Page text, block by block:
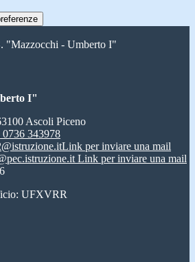
"Mazzocchi - Umberto I"
I"
Ascoli Piceno
343978
Link per inviare una mail
Link per inviare una mail
UFXVRR